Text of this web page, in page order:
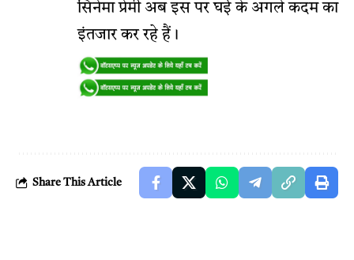
सिनेमा प्रेमी अब इस पर घई के अगले कदम का
इंतजार कर रहे हैं।
Share This Article